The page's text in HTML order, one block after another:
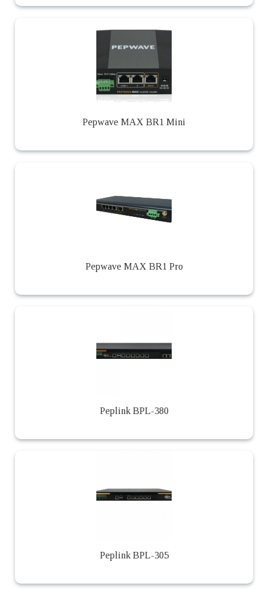
Pepwave MAX BR1 Mini
Pepwave MAX BR1 Pro
Peplink BPL-380
Peplink BPL-305